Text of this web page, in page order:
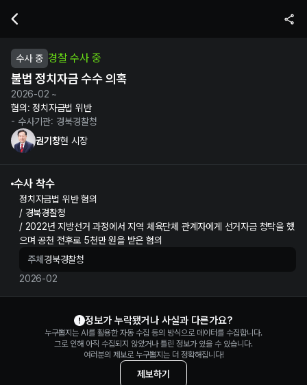
수사 중 경찰 수사 중
불법 정치자금 수수 의혹
2026-02 ~
혐의:정치자금법 위반
- 수사기관: 경북경찰청
권기창현 시장
수사 착수
정치자금법 위반 혐의
/ 경북경찰청
/ 2022년 지방선거 과정에서 지역 체육단체 관계자에게 선거자금 청탁을 했
으며 공천 전후로 5천만 원을 받은 혐의
주체 경북경찰청
2026-02
정보가 누락됐거나 사실과 다른가요?
누구뽑지는 AI를 활용한 자동 수집 등의 방식으로 데이터를 수집합니다.
그로 인해 아직 수집되지 않았거나 틀린 정보가 있을 수 있습니다.
여러분의 제보로 누구뽑지는 더 정확해집니다!
제보하기